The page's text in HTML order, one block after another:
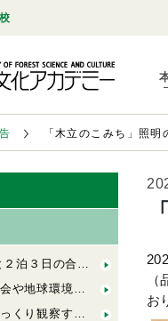
「木立のこみち」照
宿！「FbSのためのデザインキャンプ」
くする会社「シネジックさん」視察
する「植物観察の基礎」
お